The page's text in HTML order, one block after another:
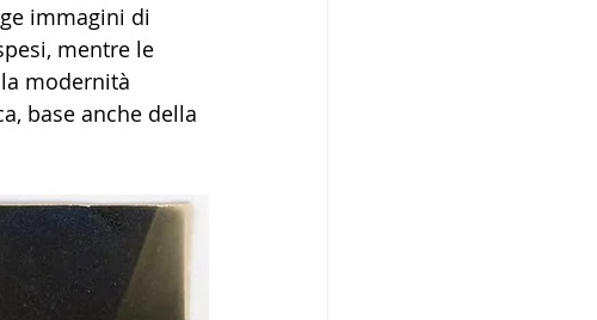
immagini di
mentre le
modernità
base anche della